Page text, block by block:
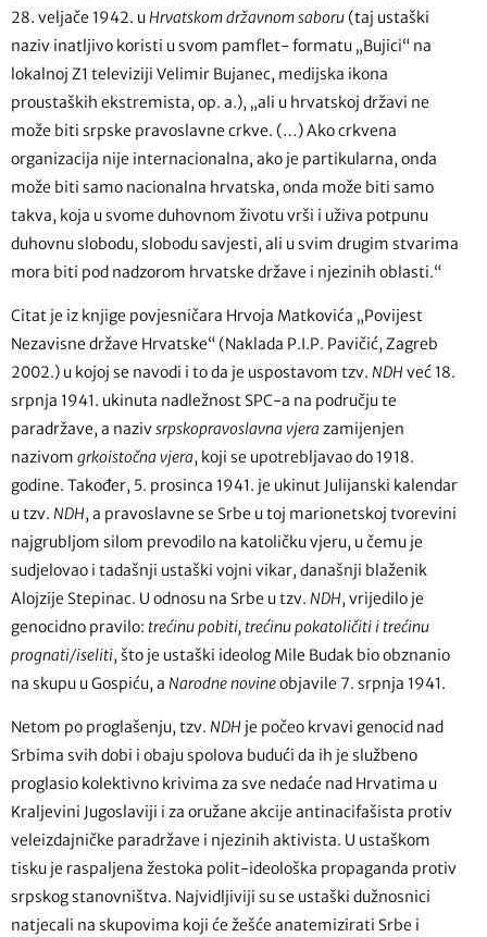
28. veljače 1942. uHrvatskom državnom saboru (taj ustaški
naziv inatljivo koristi u svom pamflet- formatu „Bujici“ na
lokalnoj Z1 televiziji Velimir Bujanec, medijska ikona
proustaških ekstremista, op. a.), „ali u hrvatskoj državi ne
može biti srpske pravoslavne crkve. (…) Ako crkvena
organizacija nije internacionalna, ako je partikularna, onda
može biti samo nacionalna hrvatska, onda može biti samo
takva, koja u svome duhovnom životu vrši i uživa potpunu
duhovnu slobodu, slobodu savjesti, ali u svim drugim stvarima
mora biti pod nadzorom hrvatske države i njezinih oblasti.“
Citat je iz knjige povjesničara Hrvoja Matkovića „Povijest
Nezavisne države Hrvatske“ (Naklada P.I.P. Pavičić, Zagreb
2002.) u kojoj se navodi i to da je uspostavom tzv. NDH već 18.
srpnja 1941. ukinuta nadležnost SPC-a na području te
paradržave, a nazivsrpskopravoslavna vjera zamijenjen
nazivom grkoistočna vjera, koji se upotrebljavao do 1918.
godine. Također, 5. prosinca 1941. je ukinut Julijanski kalendar
u tzv. NDH, a pravoslavne se Srbe u toj marionetskoj tvorevini
najgrubljom silom prevodilo na katoličku vjeru, u čemu je
sudjelovao i tadašnji ustaški vojni vikar, današnji blaženik
Alojzije Stepinac. U odnosu na Srbe u tzv. NDH, vrijedilo je
genocidno pravilo: trećinu pobiti, trećinu pokatoličiti i trećinu
prognati/iseliti, što je ustaški ideolog Mile Budak bio obznanio
na skupu u Gospiću, a Narodne novineobjavile 7. srpnja 1941.
Netom po proglašenju, tzv. NDH je počeo krvavi genocid nad
Srbima svih dobi i obaju spolova budući da ih je službeno
proglasio kolektivno krivima za sve nedaće nad Hrvatima u
Kraljevini Jugoslaviji i za oružane akcije antinacifašista protiv
veleizdajničke paradržave i njezinih aktivista. U ustaškom
tisku je raspaljena žestoka polit-ideološka propaganda protiv
srpskog stanovništva. Najvidljiviji su se ustaški dužnosnici
natjecali na skupovima koji će žešće anatemizirati Srbe i